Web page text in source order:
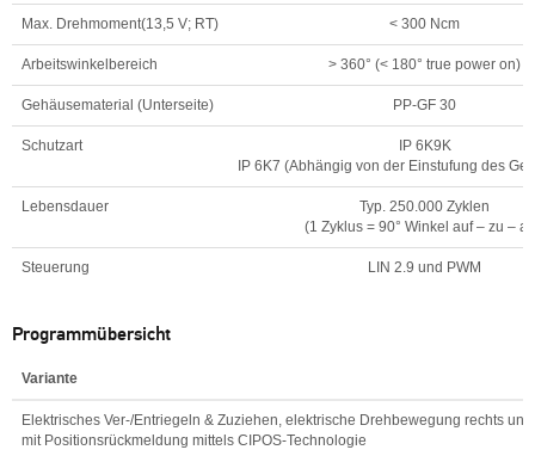
CIPOS Technologie
Technische Daten
Nennspannung 13,5 V
Betriebsspannung 9 - 16 V
-40 °C bis +85 °C
Nenndrehmoment (13,5V; RT) 60 Ncm
Schutzart
IP 6K9K
IP 6K7 (Abhängig von der Einstufung des